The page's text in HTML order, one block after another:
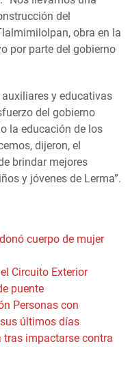
del
obra en la
por parte del gobierno
y educativas
del gobierno
la educación de los
dijeron, el
brindar mejores
y jóvenes de Lerma”.
cuerpo de mujer
Circuito Exterior
puente
Personas con
últimos días
tras impactarse contra